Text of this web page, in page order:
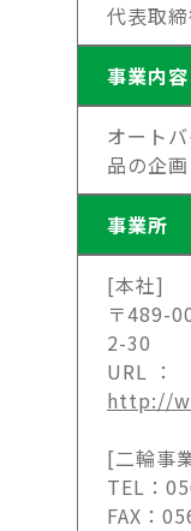
代表取
事業内容
オート
品の企
事業所
[本社]
〒489-
2-30
URL ：
http://
[二輪事
TEL：
FAX：